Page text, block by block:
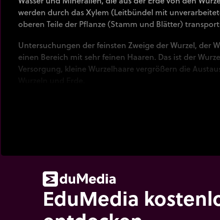
werden durch das Xylem (Leitbündel mit
oberen Teile der Pflanze (Stamm und Blätter)
Untersuchungen der feinsten Zweige der Wurzel, der
einen Bereich mit sehr feinen Haaren. Das ist der
Versorgung, kleine Wurzelhaare vergrößern die
der Zellwände, oder durch das Zytoplasma jeder
Stele erreicht, an der Sich Xylem und Phloem befinden.
EduMedia